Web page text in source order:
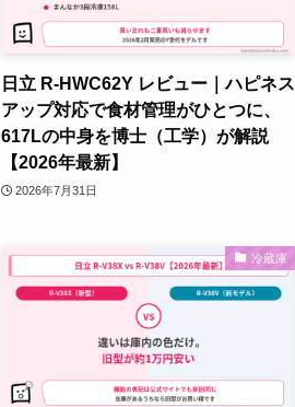
日立 R-HWC62Y レビュー｜ハピネス
アップ対応で食材管理がひとつに、
617Lの中身を博士（工学）が解説
【2026年最新】
2026年7月31日
冷蔵庫